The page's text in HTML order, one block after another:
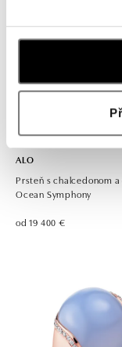
ALO
Prsteň s chalcedonom
Ocean Symphony
od 19 400 €